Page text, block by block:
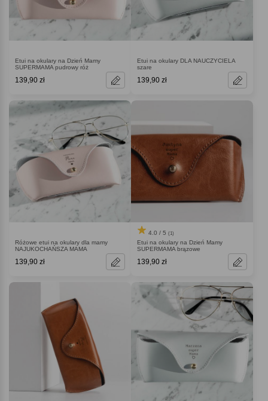
Etui na okulary na Dzień Mamy
SUPERMAMA pudrowy róż
139,90 zł
Etui na okulary DLA NAUCZYCIELA
szare
139,90 zł
Różowe etui na okulary dla mamy
NAJUKOCHAŃSZA MAMA
139,90 zł
4.0 / 5 (1)
Etui na okulary na Dzień Mamy
SUPERMAMA brązowe
139,90 zł